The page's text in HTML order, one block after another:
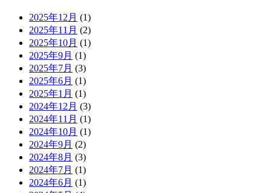
2025年12月 (1)
2025年11月 (2)
2025年10月 (1)
2025年9月 (1)
2025年7月 (3)
2025年6月 (1)
2025年1月 (1)
2024年12月 (3)
2024年11月 (1)
2024年10月 (1)
2024年9月 (2)
2024年8月 (3)
2024年7月 (1)
2024年6月 (1)